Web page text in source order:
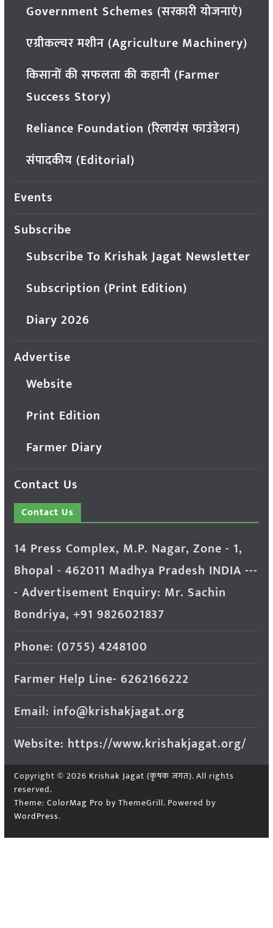
Government Schemes (सरकारी योजनाएं)
एग्रीकल्चर मशीन (Agriculture Machinery)
किसानों की सफलता की कहानी (Farmer
Success Story)
Reliance Foundation (रिलायंस फाउंडेशन)
संपादकीय (Editorial)
Events
Subscribe
Subscribe To Krishak Jagat Newsletter
Subscription (Print Edition)
Diary 2026
Advertise
Website
Print Edition
Farmer Diary
Contact Us
Contact Us
14 Press Complex, M.P. Nagar, Zone - 1,
Bhopal - 462011 Madhya Pradesh INDIA ---
- Advertisement Enquiry: Mr. Sachin
Bondriya, +91 9826021837
Phone: (0755) 4248100
Farmer Help Line- 6262166222
Email: info@krishakjagat.org
Website: https://www.krishakjagat.org/
Copyright © 2026 Krishak Jagat (कृषक जगत). All rights
reserved.
Theme: ColorMag Pro by ThemeGrill. Powered by
WordPress.